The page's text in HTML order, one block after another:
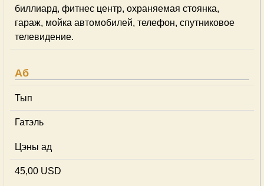
биллиард, фитнес центр, охраняемая стоянка,
гараж, мойка автомобилей, телефон, спутниковое
телевидение.
Аб
Тып
Гатэль
Цэны ад
45,00 USD